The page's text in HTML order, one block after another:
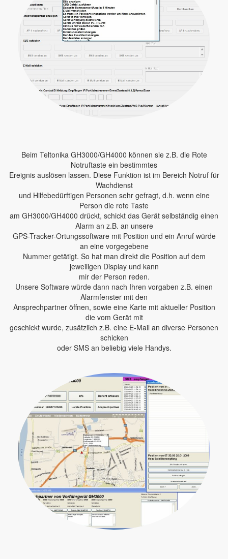
Beim Teltonika GH3000/GH4000 können sie z.B. die Rote
Notruftaste ein bestimmtes
Ereignis auslösen lassen. Diese Funktion ist im Bereich Notruf für
Wachdienst
und Hilfebedürftigen Personen sehr gefragt, d.h. wenn eine
Person die rote Taste
am GH3000/GH4000 drückt, schickt das Gerät selbständig einen
Alarm an z.B. an unsere
GPS-Tracker-Ortungssoftware mit Position und ein Anruf würde
an eine vorgegebene
Nummer getätigt. So hat man direkt die Position auf dem
jeweiligen Display und kann
mir der Person reden.
Unsere Software würde dann nach Ihren vorgaben z.B. einen
Alarmfenster mit den
Ansprechpartner öffnen, sowie eine Karte mit aktueller Position
die vom Gerät mit
geschickt wurde, zusätzlich z.B. eine E-Mail an diverse Personen
schicken
oder SMS an beliebig viele Handys.